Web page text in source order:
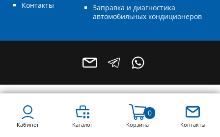
Контакты
Заправка и диагностика
автомобильных кондиционеров
+7 (496) 795-55-49 +7 (964) 788-68-78
Кабинет Каталог Корзина
0
Контакты